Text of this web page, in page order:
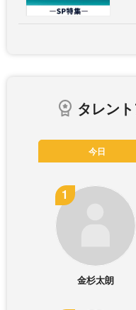
タレン
今日
金杉太朗